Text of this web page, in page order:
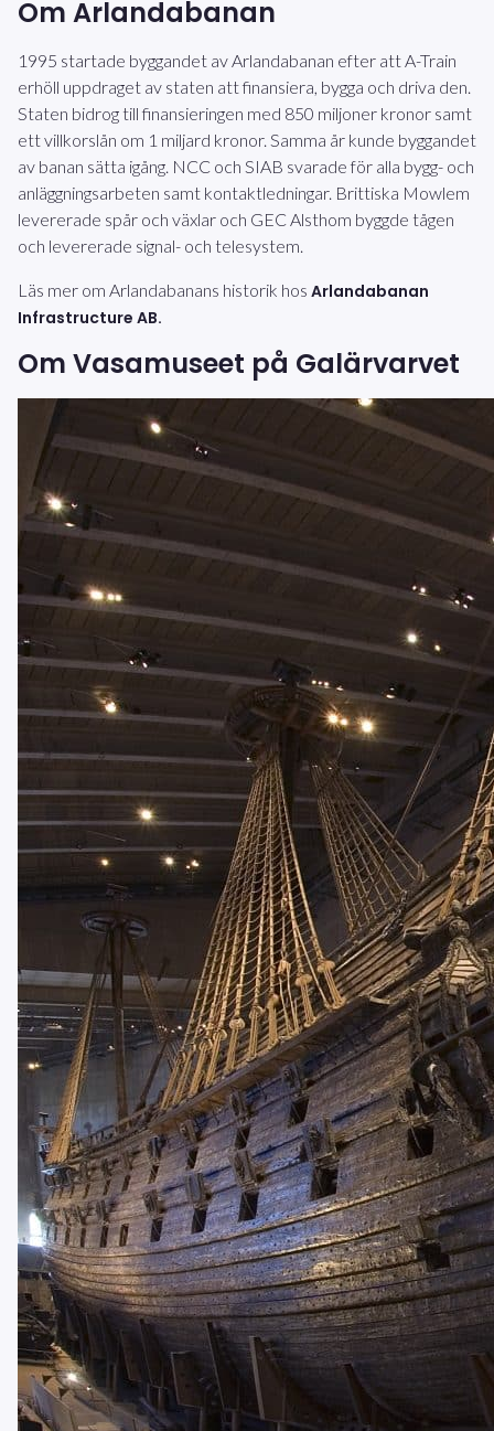
Om Arlandabanan
1995 startade byggandet av Arlandabanan efter att A-Train
erhöll uppdraget av staten att finansiera, bygga och driva den.
Staten bidrog till finansieringen med 850 miljoner kronor samt
ett villkorslån om 1 miljard kronor. Samma år kunde byggandet
av banan sätta igång. NCC och SIAB svarade för alla bygg- och
anläggningsarbeten samt kontaktledningar. Brittiska Mowlem
levererade spår och växlar och GEC Alsthom byggde tågen
och levererade signal- och telesystem.
Läs mer om Arlandabanans historik hos Arlandabanan
Infrastructure AB.
Om Vasamuseet på Galärvarvet